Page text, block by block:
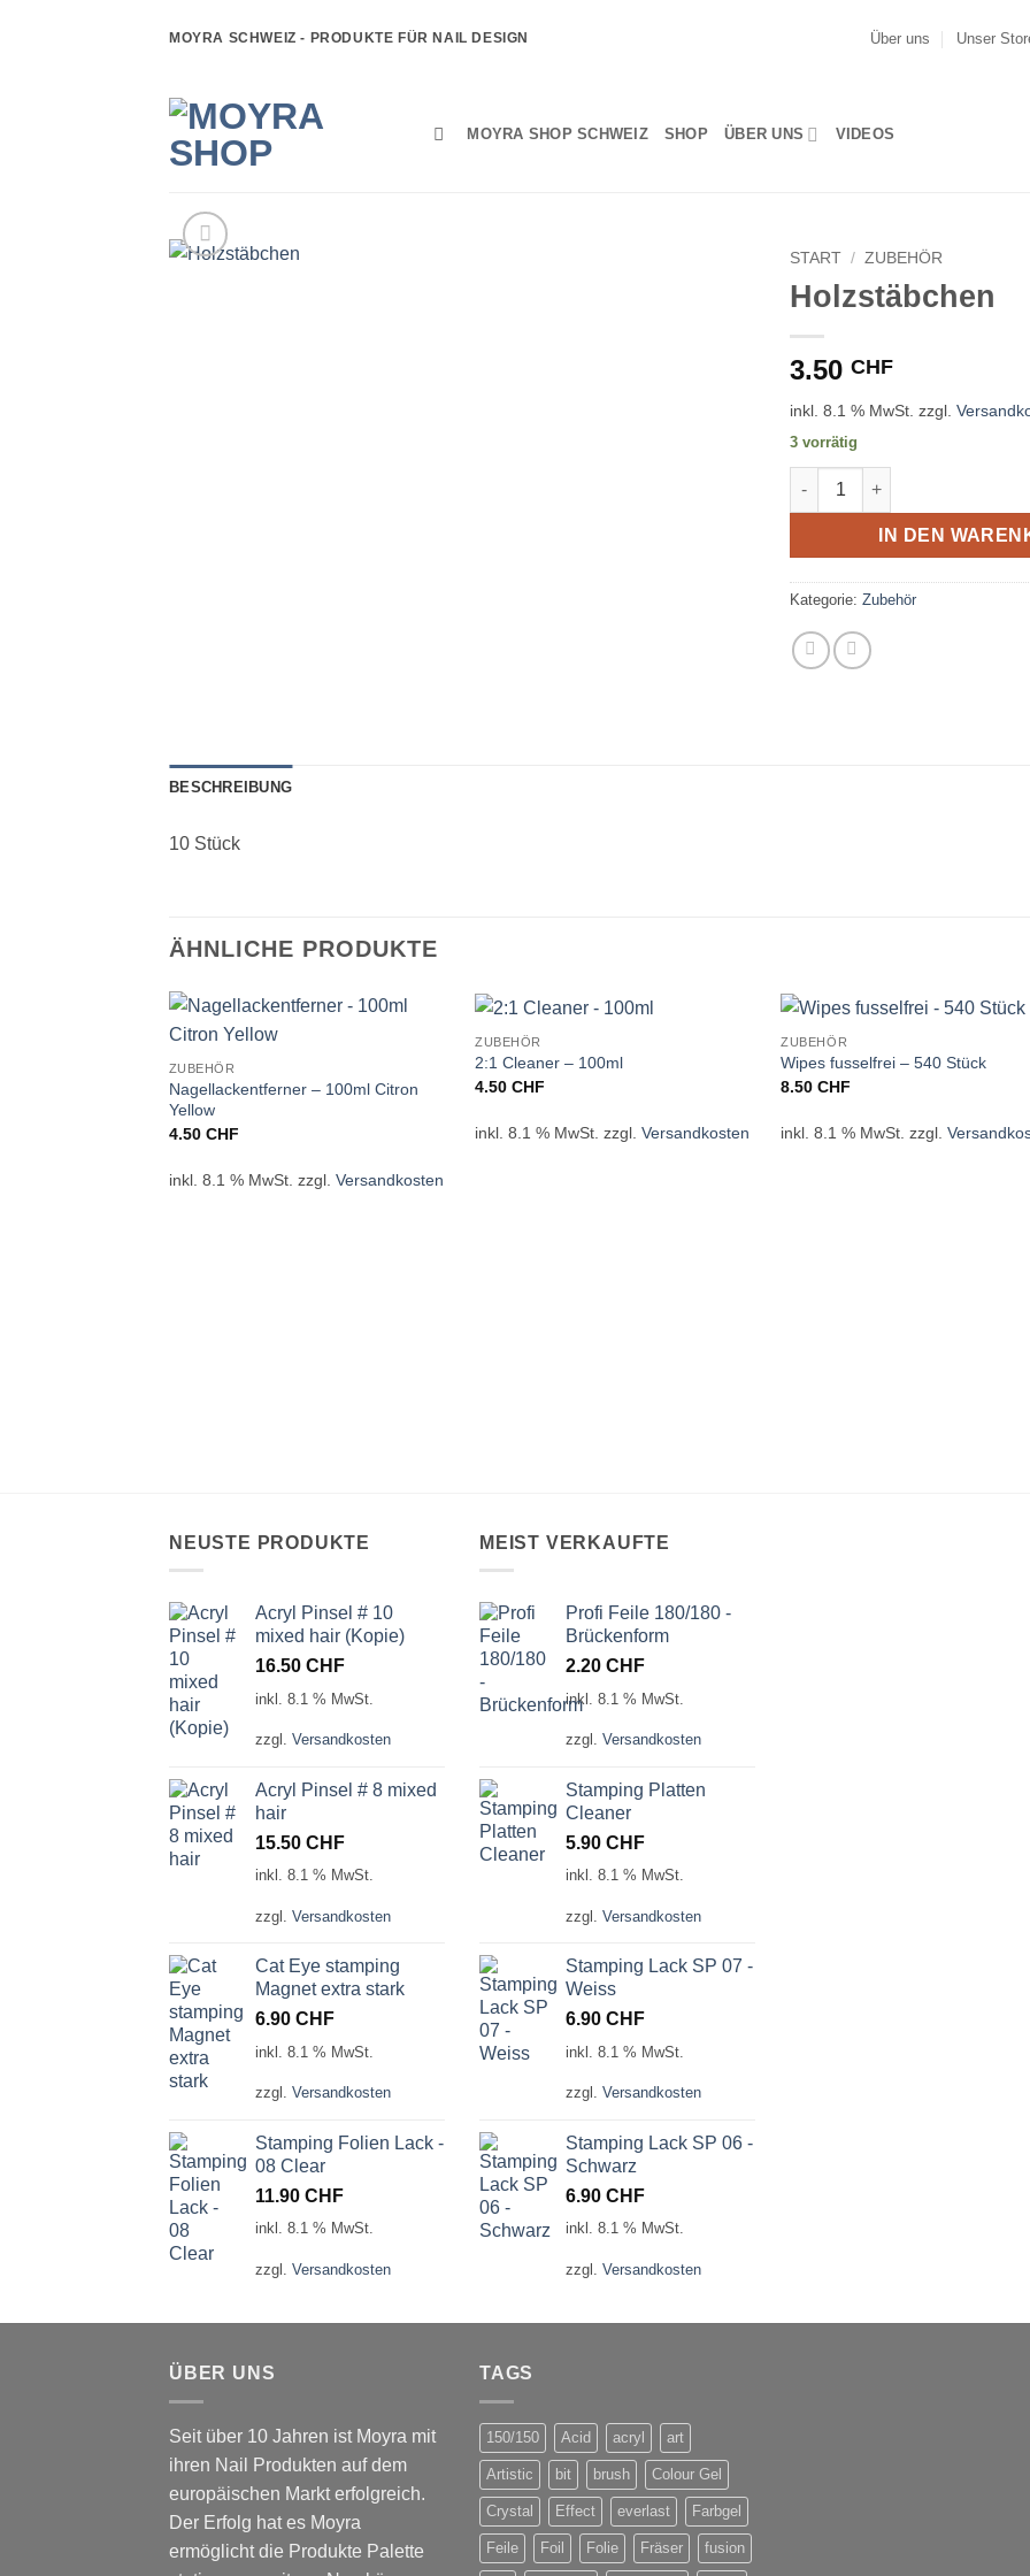
MOYRA SCHWEIZ - PRODUKTE FÜR NAIL DESIGN Über uns Unser
MOYRA SHOP SCHWEIZ SHOP ÜBER UNS VIDEOS
START / ZUBEHÖR
Holzstäbchen
3.50 CHF
inkl. 8.1 % MwSt. zzgl.
3 vorrätig
Holzstäbchen Menge
IN DEN
Kategorie: Zubehör
BESCHREIBUNG
10 Stück
ÄHNLICHE PRODUKTE
ZUBEHÖR
Nagellackentferner – 100ml Citron
Yellow
4.50 CHF
inkl. 8.1 % MwSt. zzgl. Versandkosten
ZUBEHÖR
2:1 Cleaner – 100ml
4.50CHF
inkl. 8.1 % MwSt. zzgl.Versandkosten
ZUBEHÖR
Wipes fusselfrei – 540 Stück
8.50CHF
inkl. 8.1 % MwSt. zzgl.
NEUSTE PRODUKTE
Acryl Pinsel # 10
mixed hair (Kopie)
16.50 CHF
inkl. 8.1 % MwSt.
zzgl. Versandkosten
Acryl Pinsel # 8 mixed
hair
15.50 CHF
inkl. 8.1 % MwSt.
zzgl. Versandkosten
Cat Eye stamping
Magnet extra stark
6.90 CHF
inkl. 8.1 % MwSt.
zzgl. Versandkosten
Stamping Folien Lack -
08 Clear
11.90 CHF
inkl. 8.1 % MwSt.
zzgl. Versandkosten
MEIST VERKAUFTE
Profi Feile 180/180 -
Brückenform
2.20 CHF
inkl. 8.1 % MwSt.
zzgl. Versandkosten
Stamping Platten
Cleaner
5.90 CHF
inkl. 8.1 % MwSt.
zzgl. Versandkosten
Stamping Lack SP 07 -
Weiss
6.90 CHF
inkl. 8.1 % MwSt.
zzgl. Versandkosten
Stamping Lack SP 06 -
Schwarz
6.90 CHF
inkl. 8.1 % MwSt.
zzgl. Versandkosten
ÜBER UNS
Seit über 10 Jahren ist Moyra mit
ihren Nail Produkten auf dem
europäischen Markt erfolgreich.
Der Erfolg hat es Moyra
ermöglicht die Produkte Palette
TAGS
150/150 Acid acryl art
Artistic bit brush Colour Gel
Crystal Effect everlast Farbgel
Feile Foil Folie Fräser fusion